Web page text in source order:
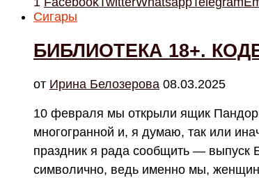
Сигары
БИБЛИОТЕКА 18+.
от Ирина Белозерова 08.03.2025
10 февраля мы открыли ящик
многогранной и, я думаю, так или
праздник я рада сообщить — выпуск
символично, ведь именно мы,